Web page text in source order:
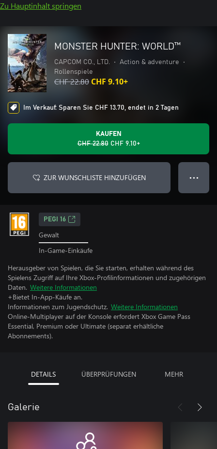
Zu Hauptinhalt springen
MONSTER HUNTER: WORLD™
CAPCOM CO., LTD. • Action & adventure
•
Rollenspiele
CHF 22.80 CHF 9.10+
Im Verkauf: Sparen Sie CHF 13.70, endet in 2 Tagen
KAUFEN
CHF 22.80 CHF 9.10+
ZUR WUNSCHLISTE HINZUFÜGEN ● ● ●
PEGI 16
Gewalt
In-Game-Einkäufe
Herausgeber von Spielen, die Sie starten, erhalten während des
Spielens Zugriff auf Ihre Xbox-Profilinformationen und zugehörigen
Daten. Weitere Informationen
+Bietet In-App-Käufe an.
Informationen zum Jugendschutz. Weitere Informationen
Online-Multiplayer auf der Konsole erfordert Xbox Game Pass
Essential, Premium oder Ultimate (separat erhältliche
Abonnements).
DETAILS ÜBERPRÜFUNGEN MEHR
Galerie